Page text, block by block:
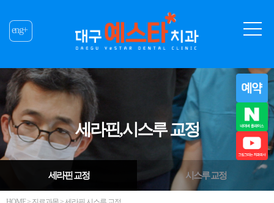
eng+
세라핀,시스루 교정
세라핀 교정 시스루 교정